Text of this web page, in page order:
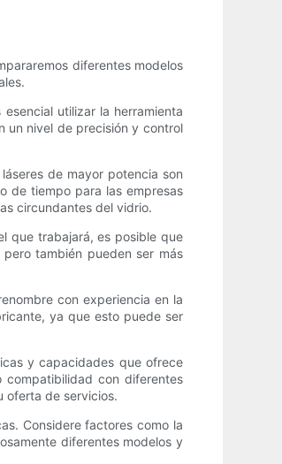
diferentes modelos
utilizar la herramienta
un nivel de precisión y control
de mayor potencia son
de tiempo para las empresas
circundantes del vidrio.
que trabajará, es posible que
también pueden ser más
con experiencia en la
ya que esto puede ser
y capacidades que ofrece
compatibilidad con diferentes
oferta de servicios.
Considere factores como la
diferentes modelos y